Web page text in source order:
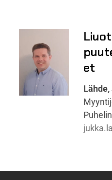
et
Puhelin